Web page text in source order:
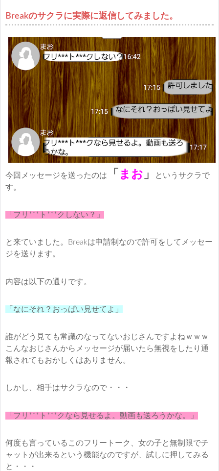
Breakのサクラに実際に返信してみました。
今回メッセージを送ったのは 「 まお 」
というサクラで
す。
「フリ***ト***クしない？」
と来ていました。Breakは申請制なので許可をしてメッセー
ジを送ります。
内容は以下の通りです。
「なにそれ？おっぱい見せてよ」
誰がどう見ても常識のなってないおじさんですよねｗｗｗ
こんなおじさんからメッセージが届いたら無視をしたり通
報されてもおかしくはありません。
しかし、相手はサクラなので・・・
「フリ***ト***クなら見せるよ。動画も送ろうかな。」
何度も言っているこのフリートーク、女の子と無制限でチ
ャットが出来るという機能なのですが、試しに押してみる
と・・・